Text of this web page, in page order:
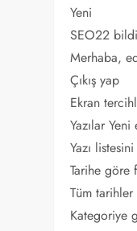
Yeni
SEO22
Merhaba,
Çıkış yap
Ekran
Yazılar Yeni
Yazı
Tarihe göre
Tüm tarihler
Kategoriye